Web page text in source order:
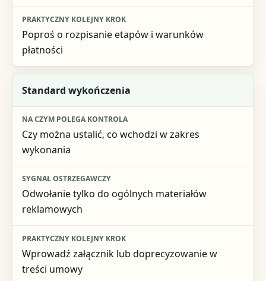
Poproś o rozpisanie etapów i warunków
płatności
Standard wykończenia
Czy można ustalić, co wchodzi w zakres
wykonania
Odwołanie tylko do ogólnych materiałów
reklamowych
Wprowadź załącznik lub doprecyzowanie w
treści umowy